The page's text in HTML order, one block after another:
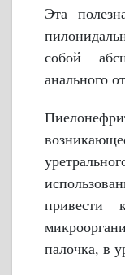
Эта
собой
анального
привести
палочка, в